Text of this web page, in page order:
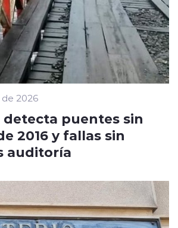
2026
puentes sin
2016 y fallas sin
auditoría